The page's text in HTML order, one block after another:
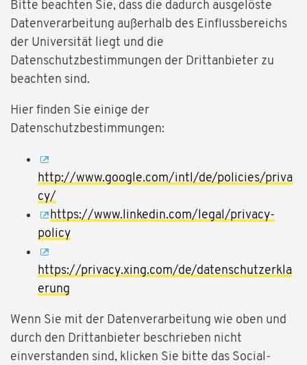
Bitte beachten Sie, dass die dadurch ausgelöste
Datenverarbeitung außerhalb des Einflussbereichs
der Universität liegt und die
Datenschutzbestimmungen der Drittanbieter zu
beachten sind.
Hier finden Sie einige der
Datenschutzbestimmungen:
http://www.google.com/intl/de/policies/priva
cy/
https://www.linkedin.com/legal/privacy-
policy
https://privacy.xing.com/de/datenschutzerkla
erung
Wenn Sie mit der Datenverarbeitung wie oben und
durch den Drittanbieter beschrieben nicht
einverstanden sind, klicken Sie bitte das Social-